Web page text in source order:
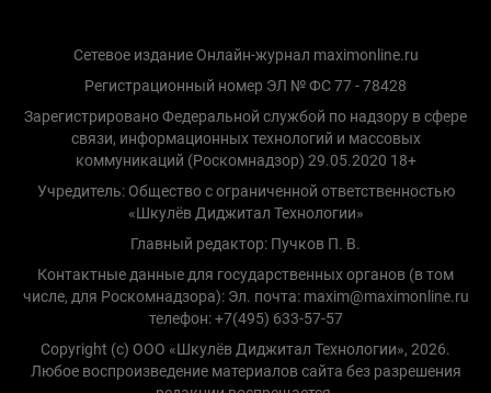
Сетевое издание Онлайн-журнал maximonline.ru
Регистрационный номер ЭЛ № ФС 77 - 78428
Зарегистрировано Федеральной службой по надзору в сфере
связи, информационных технологий и массовых
коммуникаций (Роскомнадзор) 29.05.2020 18+
Учредитель: Общество с ограниченной ответственностью
«Шкулёв Диджитал Технологии»
Главный редактор: Пучков П. В.
Контактные данные для государственных органов (в том
числе, для Роскомнадзора): Эл. почта: maxim@maximonline.ru
телефон: +7(495) 633-57-57
Copyright (с) ООО «Шкулёв Диджитал Технологии», 2026.
Любое воспроизведение материалов сайта без разрешения